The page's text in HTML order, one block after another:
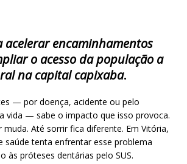
acelerar encaminhamentos
o acesso da população a
na capital capixaba.
— por doença, acidente ou pelo
vida — sabe o impacto que isso provoca.
muda. Até sorrir fica diferente. Em Vitória,
saúde tenta enfrentar esse problema
às próteses dentárias pelo SUS.